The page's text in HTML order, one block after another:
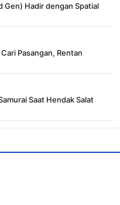
Hadir dengan Spatial
Pasangan, Rentan
Saat Hendak Salat